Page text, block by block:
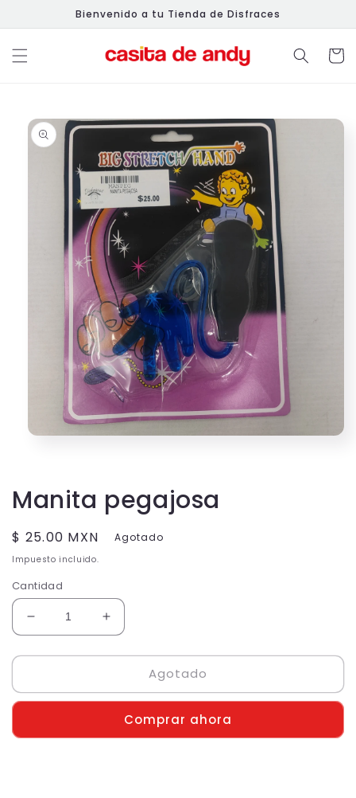
directamente
al contenido
Bienvenido a tu Tienda de Disfraces
Carrito
directamente
información
del producto
una
ventana
Manita pegajosa
Precio
habitual
$ 25.00 MXN Agotado
Impuesto incluido.
Cantidad
Reducir
cantidad
para
pegajosa
Aumentar
cantidad
para
pegajosa
Agotado
Comprar ahora